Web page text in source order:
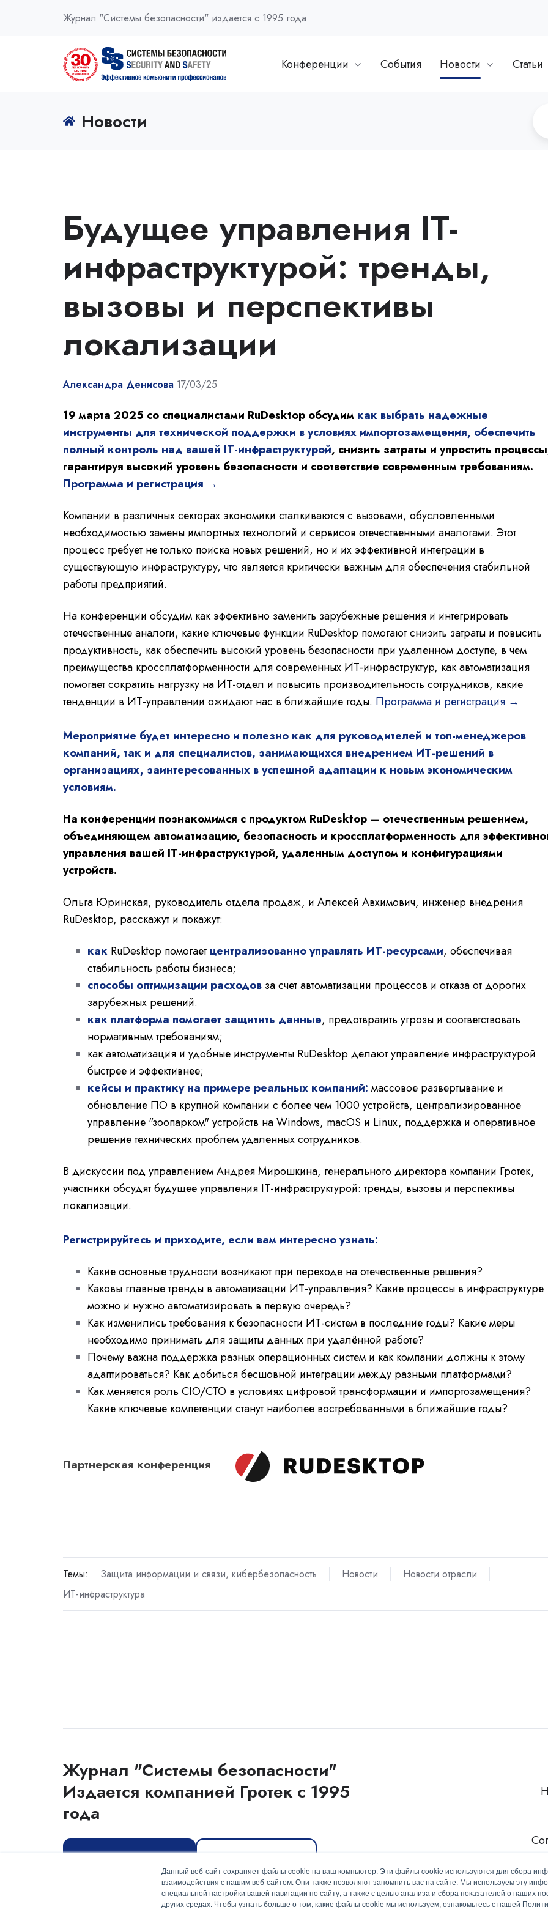
Данный веб-сайт сохраняет файлы cookie на ваш компьютер. Эти файлы cookie используются для сбора
взаимодействия с нашим веб-сайтом. Они также позволяют запомнить вас на сайте. Мы используем эту
специальной настройки вашей навигации по сайту, а также с целью анализа и сбора показателей о наших
других средах. Чтобы узнать больше о том, какие файлы cookie мы используем, ознакомьтесь с нашей
Журнал "Системы безопасности" издается с 1995 года
Конференции События Новости Статьи
Новости
Будущее управления IT-
инфраструктурой: тренды,
вызовы и перспективы
локализации
Александра Денисова 17/03/25
19 марта 2025 со специалистами RuDesktop обсудим как выбрать надежные
инструменты для технической поддержки в условиях импортозамещения, обеспечить
полный контроль над вашей IT-инфраструктурой, снизить затраты и упростить
гарантируя высокий уровень безопасности и соответствие современным требованиям.
Программа и регистрация →
Компании в различных секторах экономики сталкиваются с вызовами, обусловленными
необходимостью замены импортных технологий и сервисов отечественными аналогами. Этот
процесс требует не только поиска новых решений, но и их эффективной интеграции в
существующую инфраструктуру, что является критически важным для обеспечения стабильной
работы предприятий.
На конференции обсудим как эффективно заменить зарубежные решения и интегрировать
отечественные аналоги, какие ключевые функции RuDesktop помогают снизить затраты и повысить
продуктивность, как обеспечить высокий уровень безопасности при удаленном доступе, в чем
преимущества кроссплатформенности для современных ИТ-инфраструктур, как автоматизация
помогает сократить нагрузку на ИТ-отдел и повысить производительность сотрудников, какие
тенденции в ИТ-управлении ожидают нас в ближайшие годы. Программа и регистрация →
Мероприятие будет интересно и полезно как для руководителей и топ-менеджеров
компаний, так и для специалистов, занимающихся внедрением ИТ-решений в
организациях, заинтересованных в успешной адаптации к новым экономическим
условиям.
На конференции познакомимся с продуктом RuDesktop — отечественным решением,
объединяющем автоматизацию, безопасность и кроссплатформенность для
управления вашей IT-инфраструктурой, удаленным доступом и конфигурациями
устройств.
Ольга Юринская, руководитель отдела продаж, и Алексей Авхимович, инженер внедрения
RuDesktop, расскажут и покажут:
как RuDesktop помогает централизованно управлять ИТ-ресурсами, обеспечивая
стабильность работы бизнеса;
способы оптимизации расходов за счет автоматизации процессов и отказа от дорогих
зарубежных решений.
как платформа помогает защитить данные, предотвратить угрозы и соответствовать
нормативным требованиям;
как автоматизация и удобные инструменты RuDesktop делают управление инфраструктурой
быстрее и эффективнее;
кейсы и практику на примере реальных компаний: массовое развертывание и
обновление ПО в крупной компании с более чем 1000 устройств, централизированное
управление "зоопарком" устройств на Windows, macOS и Linux, поддержка и оперативное
решение технических проблем удаленных сотрудников.
В дискуссии под управлением Андрея Мирошкина, генерального директора компании Гротек,
участники обсудят будущее управления IT-инфраструктурой: тренды, вызовы и перспективы
локализации.
Регистрируйтесь и приходите, если вам интересно узнать:
Какие основные трудности возникают при переходе на отечественные решения?
Каковы главные тренды в автоматизации ИТ-управления? Какие процессы в инфраструктуре
можно и нужно автоматизировать в первую очередь?
Как изменились требования к безопасности ИТ-систем в последние годы? Какие меры
необходимо принимать для защиты данных при удалённой работе?
Почему важна поддержка разных операционных систем и как компании должны к этому
адаптироваться? Как добиться бесшовной интеграции между разными платформами?
Как меняется роль CIO/CTO в условиях цифровой трансформации и импортозамещения?
Какие ключевые компетенции станут наиболее востребованными в ближайшие годы?
Партнерcкая конференция
Темы: Защита информации и связи, кибербезопасность Новости
Новости отрасли
ИТ-инфраструктура
Журнал "Системы безопасности"
Издается компанией Гротек с 1995
года
Оформить подписку Скачать медиакит